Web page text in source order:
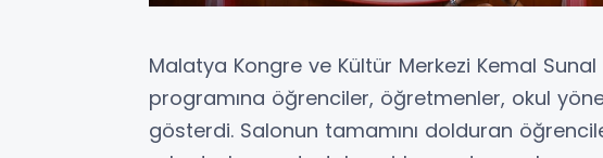
Malatya Kongre ve Kültür Merkezi Kemal
programına öğrenciler, öğretmenler, okul
gösterdi. Salonun tamamını dolduran